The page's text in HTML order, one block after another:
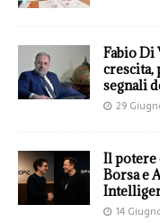
Fabio Di
crescita,
segnali
29
Il potere
Borsa e
14